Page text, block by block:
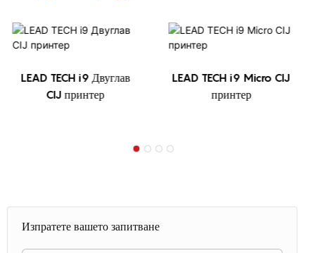
LEAD TECH i9 Двуглав
CIJ принтер
LEAD TECH i9 Micro CIJ
принтер
Изпратете вашето запитване